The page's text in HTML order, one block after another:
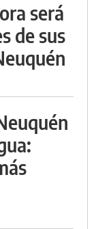
será
de sus